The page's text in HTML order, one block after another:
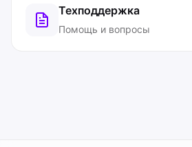
Техподдержка
Помощь и вопросы